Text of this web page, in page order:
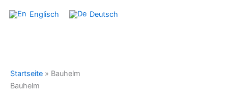
Englisch Deutsch
Startseite » Bauhelm
Bauhelm